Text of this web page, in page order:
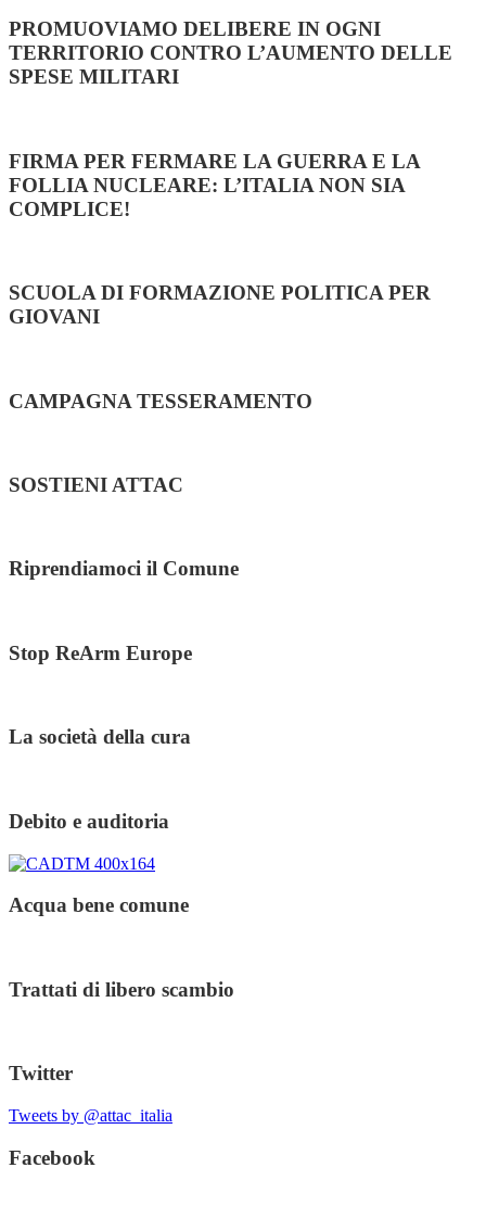
PROMUOVIAMO DELIBERE IN OGNI
TERRITORIO CONTRO L’AUMENTO DELLE
SPESE MILITARI
FIRMA PER FERMARE LA GUERRA E LA
FOLLIA NUCLEARE: L’ITALIA NON SIA
COMPLICE!
SCUOLA DI FORMAZIONE POLITICA PER
GIOVANI
CAMPAGNA TESSERAMENTO
SOSTIENI ATTAC
Riprendiamoci il Comune
Stop ReArm Europe
La società della cura
Debito e auditoria
Acqua bene comune
Trattati di libero scambio
Twitter
Tweets by @attac_italia
Facebook